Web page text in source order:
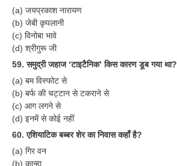
RRB एनटीपीसी - NTPC
RRB लोको पायलट - ALP
RRB रेलवे ग्रुप-डी
RRB जूनियर इंजीनियर - JE
मनोवैज्ञानिक परीक्षण - PSYCHO
(a) जयप्रकाश नारायण
(b) जेबी कृपलानी
(c) विनोबा भावे
(d) श्रीगुरू जी
59. समुद्री जहाज ‘टाइटैनिक’ किस कारण डूब गया था?
(a) बम विस्फोट से
(b) बर्फ की चट्टान से टकराने से
(c) आग लगने से
(d) इनमें से कोई नहीं
60. एशियाटिक बब्बर शेर का निवास कहाँ है?
(a) गिर वन
(b) कान्हा